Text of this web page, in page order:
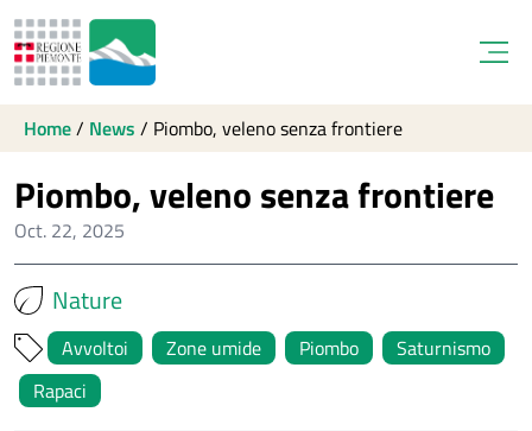
Home/ News / Piombo, veleno senza frontiere
Piombo, veleno senza frontiere
Oct. 22, 2025
Nature
Avvoltoi Zone umide Piombo
Saturnismo
Rapaci